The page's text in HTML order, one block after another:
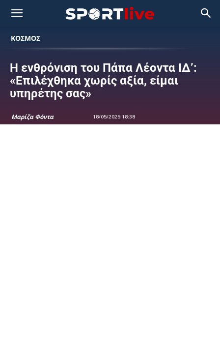
ΚΟΣΜΟΣ
Η ενθρόνιση του Πάπα Λέοντα ΙΔ’:
«Επιλέχθηκα χωρίς αξία, είμαι
υπηρέτης σας»
Μαρίζα Φόντα 18/05/2025 18:38